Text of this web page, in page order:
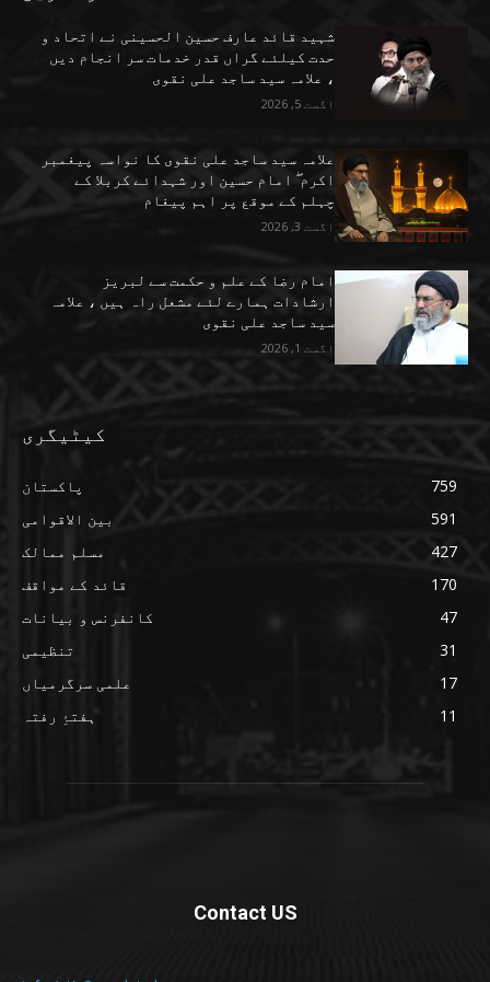
شہید قائد عارف حسین الحسینی نے اتحاد و
حدت کیلئے گراں قدر خدمات سر انجام دیں
، علامہ سید ساجد علی نقوی
اگست 5, 2026
علامہ سید ساجد علی نقوی کا نواسہ پیغمبر
اکرم ۖ امام حسین اور شہدائے کربلا کے
چہلم کے موقع پر اہم پیغام
اگست 3, 2026
امام رضا کے علم و حکمت سے لبریز
ارشادات ہمارے لئے مشعل راہ ہیں ، علامہ
سید ساجد علی نقوی
اگست 1, 2026
کیٹیگری
پاکستان
759
بین الاقوامی
591
مسلم ممالک
427
قائد کے مواقف
170
کانفرنس و بیانات
47
تنظیمی
31
علمی سرگرمیاں
17
ہفتۂِ رفتہ
11
Contact US